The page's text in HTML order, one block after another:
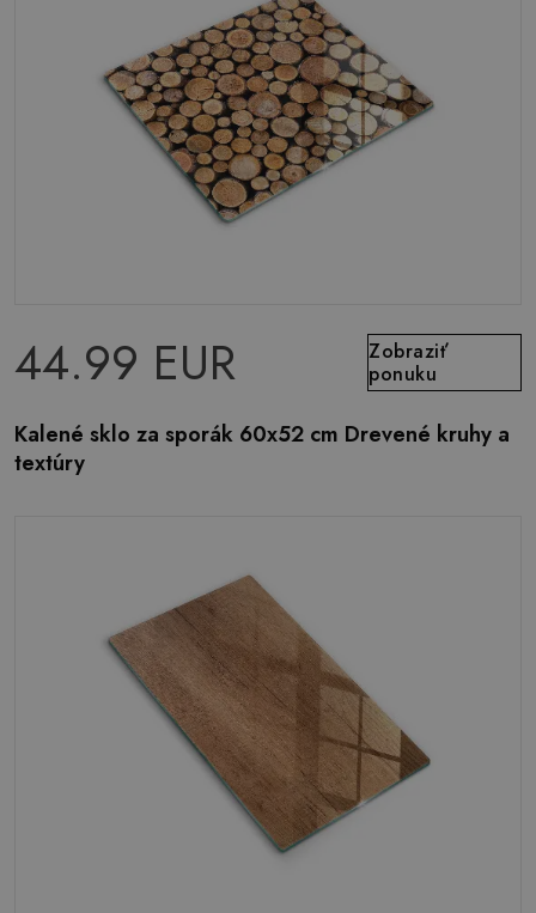
44.99 EUR
Zobraziť
ponuku
Kalené sklo za sporák 60x52 cm Drevené kruhy a
textúry